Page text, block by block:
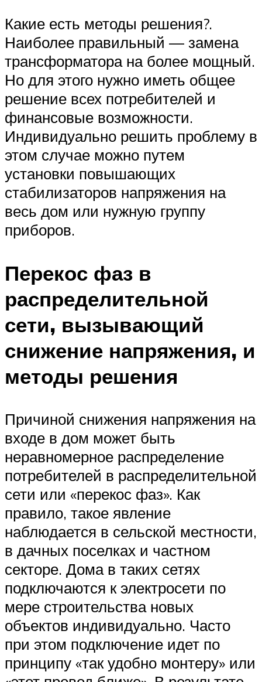
Какие есть методы решения?.
Наиболее правильный — замена
трансформатора на более мощный.
Но для этого нужно иметь общее
решение всех потребителей и
финансовые возможности.
Индивидуально решить проблему в
этом случае можно путем
установки повышающих
стабилизаторов напряжения на
весь дом или нужную группу
приборов.
Перекос фаз в
распределительной
сети, вызывающий
снижение напряжения, и
методы решения
Причиной снижения напряжения на
входе в дом может быть
неравномерное распределение
потребителей в распределительной
сети или «перекос фаз». Как
правило, такое явление
наблюдается в сельской местности,
в дачных поселках и частном
секторе. Дома в таких сетях
подключаются к электросети по
мере строительства новых
объектов индивидуально. Часто
при этом подключение идет по
принципу «так удобно монтеру» или